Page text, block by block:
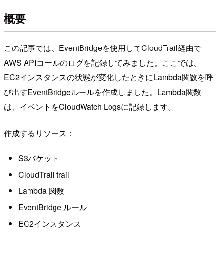
概要
この記事では、EventBridgeを使用してCloudTrail経由で
AWS APIコールのログを記録してみました。ここでは、
EC2インスタンスの状態が変化したときにLambda関数を呼
び出すEventBridgeルールを作成しました。Lambda関数
は、イベントをCloudWatch Logsに記録します。
作成するリソース：
S3バケット
CloudTrail trail
Lambda 関数
EventBridge ルール
EC2インスタンス